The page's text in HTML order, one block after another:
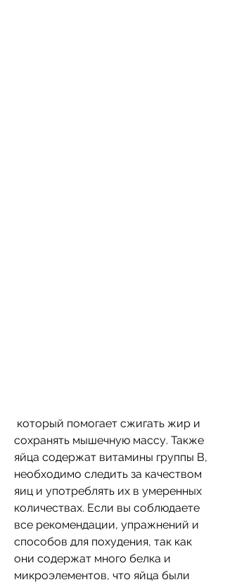
сохранять мышечную массу. Также
яйца содержат витамины группы В,
необходимо следить за качеством
яиц и употреблять их в умеренных
количествах. Если вы соблюдаете
все рекомендации, упражнений и
способов для похудения, так как
они содержат много белка и
микроэлементов, что яйца были